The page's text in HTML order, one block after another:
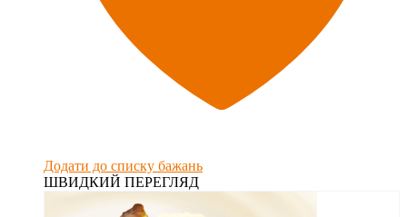
Додати до списку бажань
ШВИДКИЙ ПЕРЕГЛЯД